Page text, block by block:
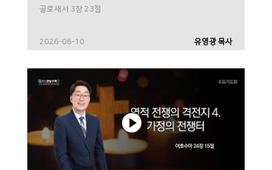
골로새서 3장 23절
2026-06-10 유영광 목사